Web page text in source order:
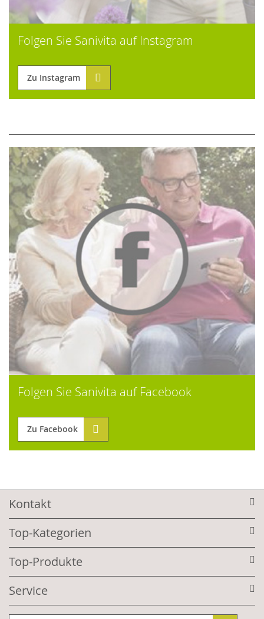
Folgen Sie Sanivita auf Instagram
Zu Instagram
Folgen Sie Sanivita auf Facebook
Zu Facebook
Kontakt
Top-Kategorien
Top-Produkte
Service